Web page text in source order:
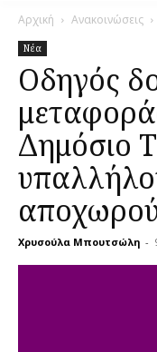
Αρχική Ανακοινώσεις
Νέα
Οδηγός
Δημόσιο
Χρυσούλα Μπουτσώλη -